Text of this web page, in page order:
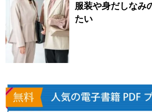
服装や身だしなみ
たい